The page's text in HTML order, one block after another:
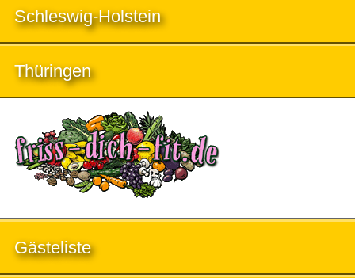
Schleswig-Holstein
Thüringen
Gästeliste